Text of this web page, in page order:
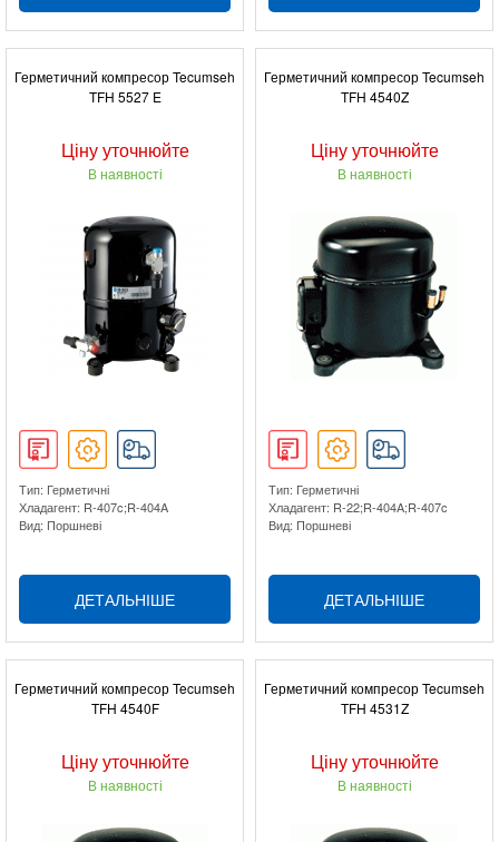
Герметичний компресор Tecumseh
TFH 5527 E
Ціну уточнюйте
В наявності
Тип: Герметичні
Хладагент: R-407c;R-404A
Вид: Поршневі
ДЕТАЛЬНІШЕ
Герметичний компресор Tecumseh
TFH 4540Z
Ціну уточнюйте
В наявності
Тип: Герметичні
Хладагент: R-22;R-404A;R-407c
Вид: Поршневі
ДЕТАЛЬНІШЕ
Герметичний компресор Tecumseh
TFH 4540F
Ціну уточнюйте
В наявності
Герметичний компресор Tecumseh
TFH 4531Z
Ціну уточнюйте
В наявності